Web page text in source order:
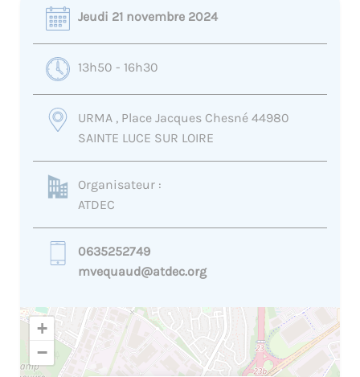
Jeudi 21 novembre 2024
13h50 - 16h30
URMA , Place Jacques Chesné 44980
SAINTE LUCE SUR LOIRE
Organisateur :
ATDEC
0635252749
mvequaud@atdec.org
+
−